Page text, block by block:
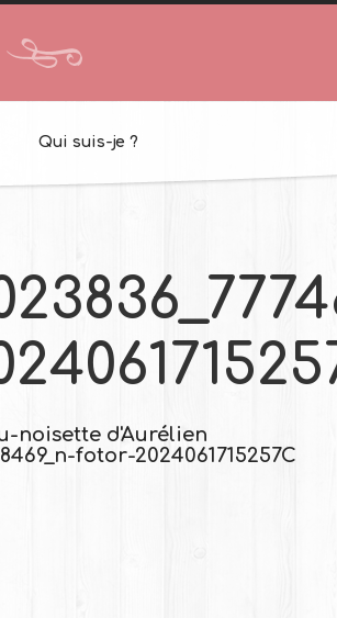
Qui suis-je ?
noisette d'Aurélien
fotor-2024061715257C